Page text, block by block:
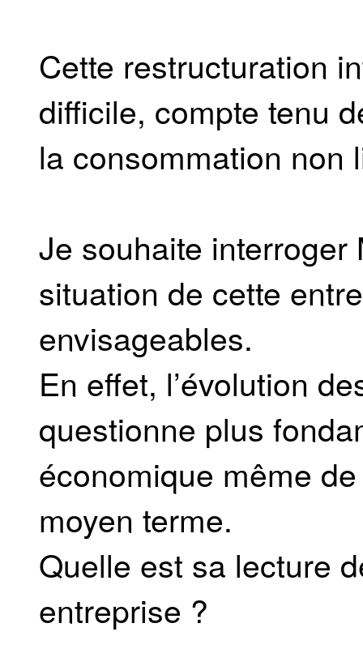
Cette restructuration
difficile, compte tenu
la consommation non
Je souhaite
situation de cette
envisageables.
En effet, l’évolution
questionne plus
économique même
moyen terme.
Quelle est sa lecture
entreprise ?